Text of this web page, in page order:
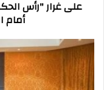
أمامعلى غرار "رأس
أمام
هيئة
البحرين
للسياحة
والمعارض